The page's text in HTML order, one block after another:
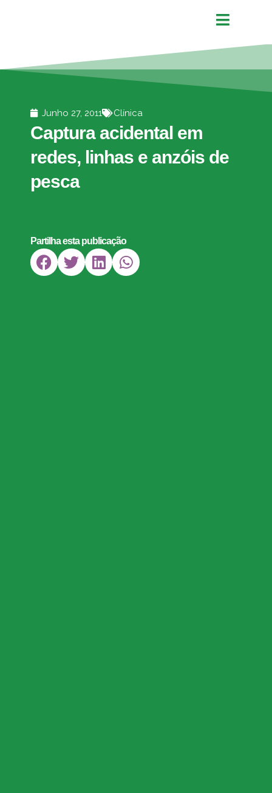
Junho 27, 2011 Clínica
Captura acidental em
redes, linhas e anzóis de
pesca
Partilha esta publicação